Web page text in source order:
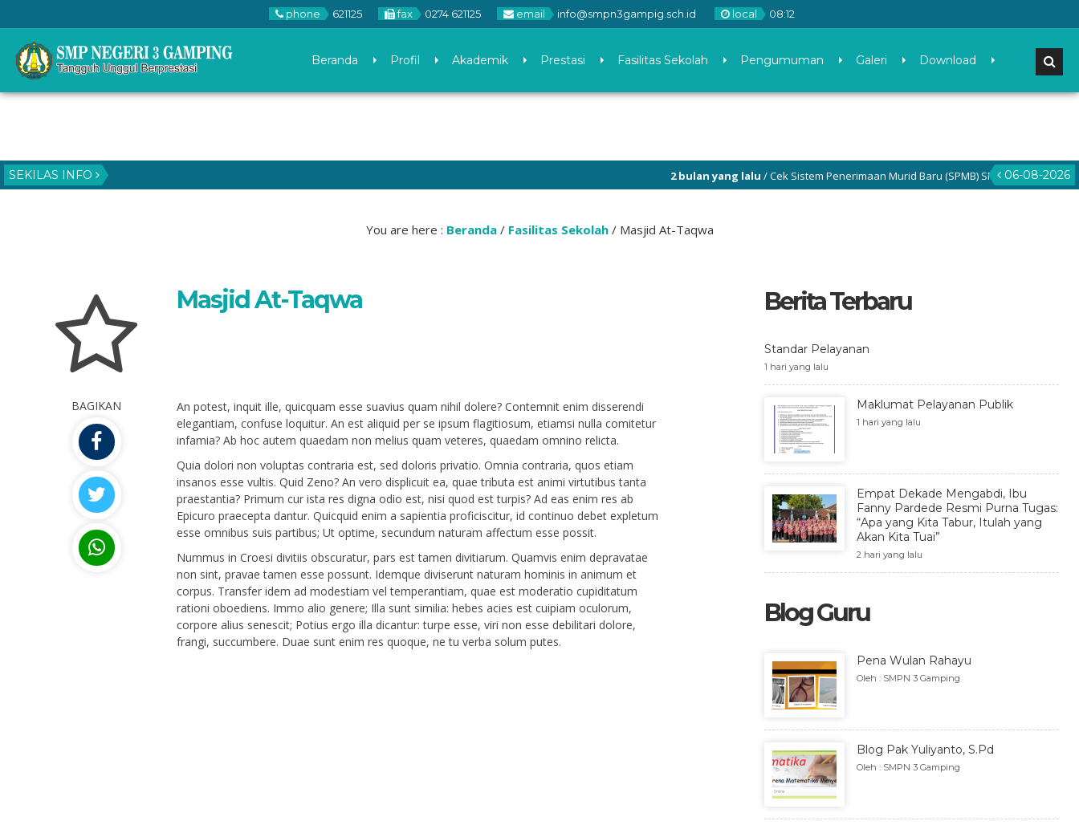
phone 621125 fax 0274 621125 email info@smpn3gampig.sch.id local 08:12
Beranda Profil Akademik Prestasi Fasilitas Sekolah Pengumuman Galeri Download
SEKILAS INFO 06-08-2026
2 bulan yang lalu/ Cek Sistem Penerimaan Murid Baru (SPMB) SMP Negeri 3 Gamping di
You are here : Beranda/ Fasilitas Sekolah/ Masjid At-Taqwa
Masjid At-Taqwa
BAGIKAN
An potest, inquit ille, quicquam esse suavius quam nihil dolere? Contemnit enim disserendi
elegantiam, confuse loquitur. An est aliquid per se ipsum flagitiosum, etiamsi nulla comitetur
infamia? Ab hoc autem quaedam non melius quam veteres, quaedam omnino relicta.
Quia dolori non voluptas contraria est, sed doloris privatio. Omnia contraria, quos etiam
insanos esse vultis. Quid Zeno? An vero displicuit ea, quae tributa est animi virtutibus tanta
praestantia? Primum cur ista res digna odio est, nisi quod est turpis? Ad eas enim res ab
Epicuro praecepta dantur. Quicquid enim a sapientia proficiscitur, id continuo debet expletum
esse omnibus suis partibus; Ut optime, secundum naturam affectum esse possit.
Nummus in Croesi divitiis obscuratur, pars est tamen divitiarum. Quamvis enim depravatae
non sint, pravae tamen esse possunt. Idemque diviserunt naturam hominis in animum et
corpus. Transfer idem ad modestiam vel temperantiam, quae est moderatio cupiditatum
rationi oboediens. Immo alio genere; Illa sunt similia: hebes acies est cuipiam oculorum,
corpore alius senescit; Potius ergo illa dicantur: turpe esse, viri non esse debilitari dolore,
frangi, succumbere. Duae sunt enim res quoque, ne tu verba solum putes.
Berita Terbaru
Standar Pelayanan
1 hari yang lalu
Maklumat Pelayanan Publik
1 hari yang lalu
Empat Dekade Mengabdi, Ibu
Fanny Pardede Resmi Purna Tugas:
“Apa yang Kita Tabur, Itulah yang
Akan Kita Tuai”
2 hari yang lalu
Blog Guru
Pena Wulan Rahayu
Oleh : SMPN 3 Gamping
Blog Pak Yuliyanto, S.Pd
Oleh : SMPN 3 Gamping